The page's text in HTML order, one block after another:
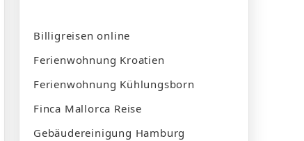
Billigreisen online
Ferienwohnung Kroatien
Ferienwohnung Kühlungsborn
Finca Mallorca Reise
Gebäudereinigung Hamburg